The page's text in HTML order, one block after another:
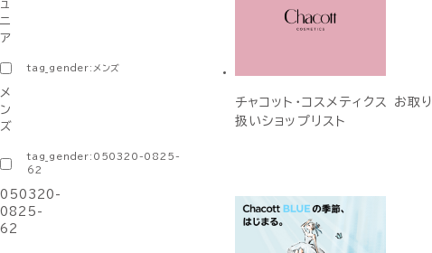
ュ
ニ
ア
tag_gender:メンズ
メ
ン
ズ
tag_gender:050320-0825-
62
050320-
0825-
62
チャコット・コスメティクス お取り
扱いショップリスト